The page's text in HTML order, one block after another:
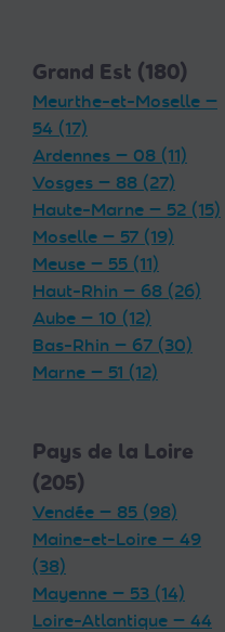
Grand Est (180)
Meurthe-et-Moselle —
54 (17)
Ardennes — 08 (11)
Vosges — 88 (27)
Haute-Marne — 52 (15)
Moselle — 57 (19)
Meuse — 55 (11)
Haut-Rhin — 68 (26)
Aube — 10 (12)
Bas-Rhin — 67 (30)
Marne — 51 (12)
Pays de la Loire
(205)
Vendée — 85 (98)
Maine-et-Loire — 49
(38)
Mayenne — 53 (14)
Loire-Atlantique — 44